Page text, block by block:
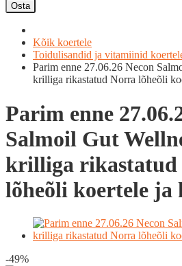
Osta
Kõik koertele
Toidulisandid ja vitamiinid
Parim enne 27.06.26 Necon
krilliga rikastatud Norra lõheõli
Parim enne
Salmoil Gut
krilliga rikastatud
lõheõli koertele ja
-49%